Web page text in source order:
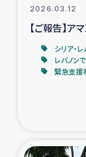
レバ
2026.03.12
【ご報告】ア
シリア・レ
レバノン
緊急支援